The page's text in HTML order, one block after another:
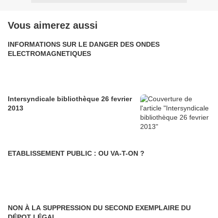
Vous aimerez aussi
INFORMATIONS SUR LE DANGER DES ONDES
ELECTROMAGNETIQUES
Intersyndicale bibliothèque 26 fevrier
2013
ETABLISSEMENT PUBLIC : OU VA-T-ON ?
NON À LA SUPPRESSION DU SECOND EXEMPLAIRE DU